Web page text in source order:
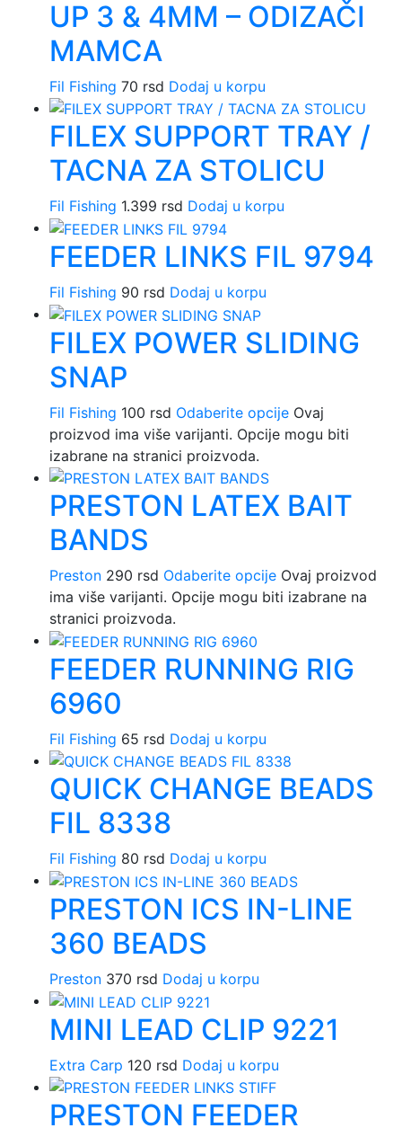
UP 3 & 4MM – ODIZAČI
MAMCA
Fil Fishing 70 rsd Dodaj u korpu
FILEX SUPPORT TRAY /
TACNA ZA STOLICU
Fil Fishing 1.399 rsd Dodaj u korpu
FEEDER LINKS FIL 9794
Fil Fishing 90 rsd Dodaj u korpu
FILEX POWER SLIDING
SNAP
Fil Fishing 100 rsd Odaberite opcije Ovaj
proizvod ima više varijanti. Opcije mogu biti
izabrane na stranici proizvoda.
PRESTON LATEX BAIT
BANDS
Preston 290 rsd Odaberite opcije Ovaj proizvod
ima više varijanti. Opcije mogu biti izabrane na
stranici proizvoda.
FEEDER RUNNING RIG
6960
Fil Fishing 65 rsd Dodaj u korpu
QUICK CHANGE BEADS
FIL 8338
Fil Fishing 80 rsd Dodaj u korpu
PRESTON ICS IN-LINE
360 BEADS
Preston 370 rsd Dodaj u korpu
MINI LEAD CLIP 9221
Extra Carp 120 rsd Dodaj u korpu
PRESTON FEEDER